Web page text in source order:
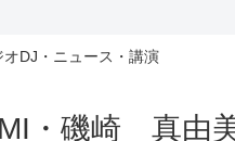
DJ・ニュース・講演
・磯崎 真由